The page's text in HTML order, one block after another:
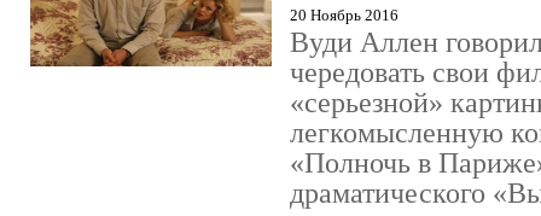
20 Ноябрь 2016
Вуди Аллен
чередовать свои
«серьезной»
легкомысленную
«Полночь в
драматического